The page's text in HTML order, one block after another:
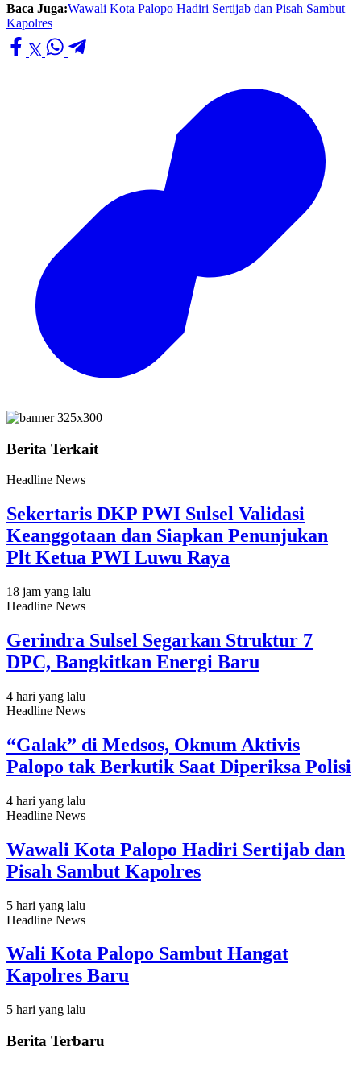
Baca Juga:Wawali Kota Palopo Hadiri Sertijab dan Pisah Sambut
Kapolres
Berita Terkait
Headline News
Sekertaris DKP PWI Sulsel Validasi
Keanggotaan dan Siapkan Penunjukan
Plt Ketua PWI Luwu Raya
18 jam yang lalu
Headline News
Gerindra Sulsel Segarkan Struktur 7
DPC, Bangkitkan Energi Baru
4 hari yang lalu
Headline News
“Galak” di Medsos, Oknum Aktivis
Palopo tak Berkutik Saat Diperiksa Polisi
4 hari yang lalu
Headline News
Wawali Kota Palopo Hadiri Sertijab dan
Pisah Sambut Kapolres
5 hari yang lalu
Headline News
Wali Kota Palopo Sambut Hangat
Kapolres Baru
5 hari yang lalu
Berita Terbaru